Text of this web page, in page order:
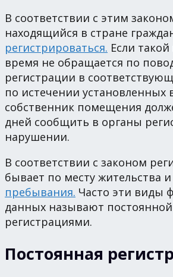
В соответствии с этим
находящийся в стране
регистрироваться. Если
время не обращается по
регистрации в
по истечении установленных
собственник помещения
дней сообщить в органы
нарушении.
В соответствии с законом
бывает по месту жительства и
пребывания. Часто эти виды
данных называют
регистрациями.
Постоянная